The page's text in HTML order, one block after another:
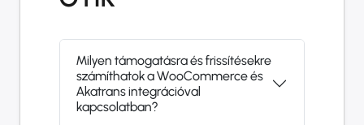
Milyen támogatásra és frissítésekre
számíthatok a WooCommerce és
Akatrans integrációval
kapcsolatban?